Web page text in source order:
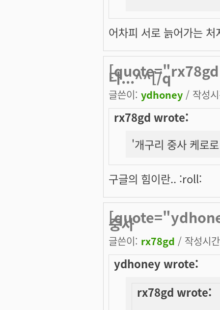
어차피 서로 늙어가는
다...^^[/q
글쓴이: ydhoney / 작성
rx78gd wrote:
'개구리 중사 케로
구글의 힘이란.. :roll:
중사
글쓴이: rx78gd / 작성시
ydhoney wrote:
rx78gd wrote: